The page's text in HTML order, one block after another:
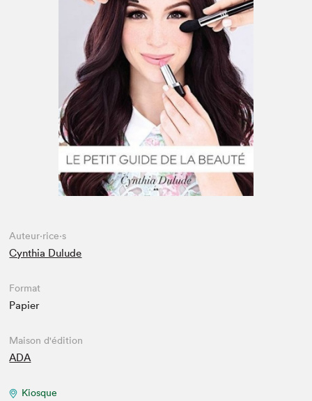
Espace enseignant·e·s
Espace pro
Auteur·rice·s
Cynthia Dulude
Format
Papier
Maison d'édition
ADA
Kiosque